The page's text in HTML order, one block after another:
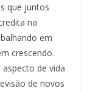
que juntos
na
em
crescendo.
de vida
de novos